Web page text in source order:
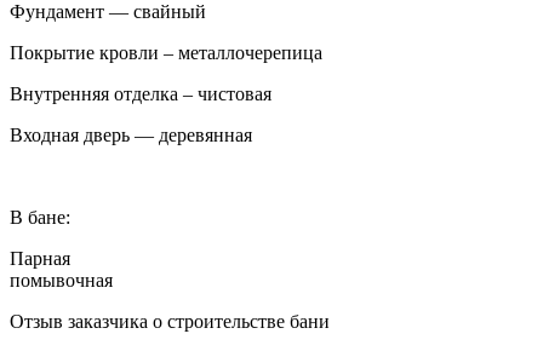
Фундамент — свайный
Покрытие кровли – металлочерепица
Внутренняя отделка – чистовая
Входная дверь — деревянная
В бане:
Парная
помывочная
Отзыв заказчика о строительстве бани